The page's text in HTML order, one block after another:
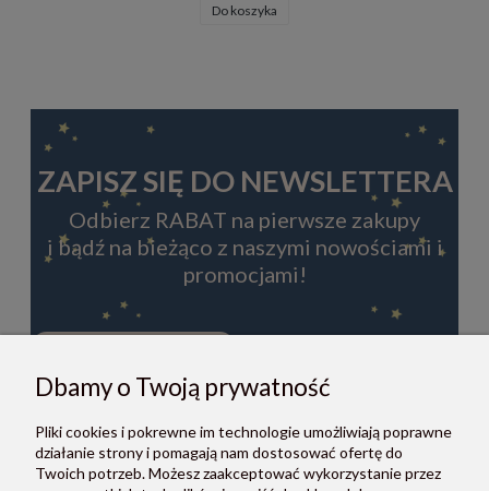
Do koszyka
ZAPISZ SIĘ DO NEWSLETTERA
Odbierz RABAT na pierwsze zakupy
i bądź na bieżąco z naszymi nowościami i
promocjami!
ZAPISZ SIĘ
Zapisując się do newslettera, akceptujesz Regulamin i Politykę
prywatności.
Dbamy o Twoją prywatność
Pliki cookies i pokrewne im technologie umożliwiają poprawne
działanie strony i pomagają nam dostosować ofertę do
Twoich potrzeb. Możesz zaakceptować wykorzystanie przez